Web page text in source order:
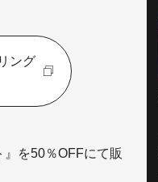
ング
を50％OFFにて販